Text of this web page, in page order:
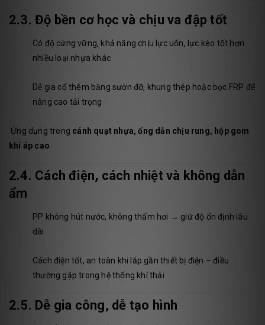
2.3. Độ bền cơ học và chịu va đập tốt
Có độ cứng vững, khả năng chịu lực uốn, lực kéo tốt hơn
nhiều loại nhựa khác
Dễ gia cố thêm bằng sườn đỡ, khung thép hoặc bọc FRP để
nâng cao tải trọng
Ứng dụng trong cánh quạt nhựa, ống dẫn chịu rung, hộp gom
khí áp cao
2.4. Cách điện, cách nhiệt và không dẫn
ẩm
PP không hút nước, không thấm hơi → giữ độ ổn định lâu
dài
Cách điện tốt, an toàn khi lắp gần thiết bị điện – điều
thường gặp trong hệ thống khí thải
2.5. Dễ gia công, dễ tạo hình